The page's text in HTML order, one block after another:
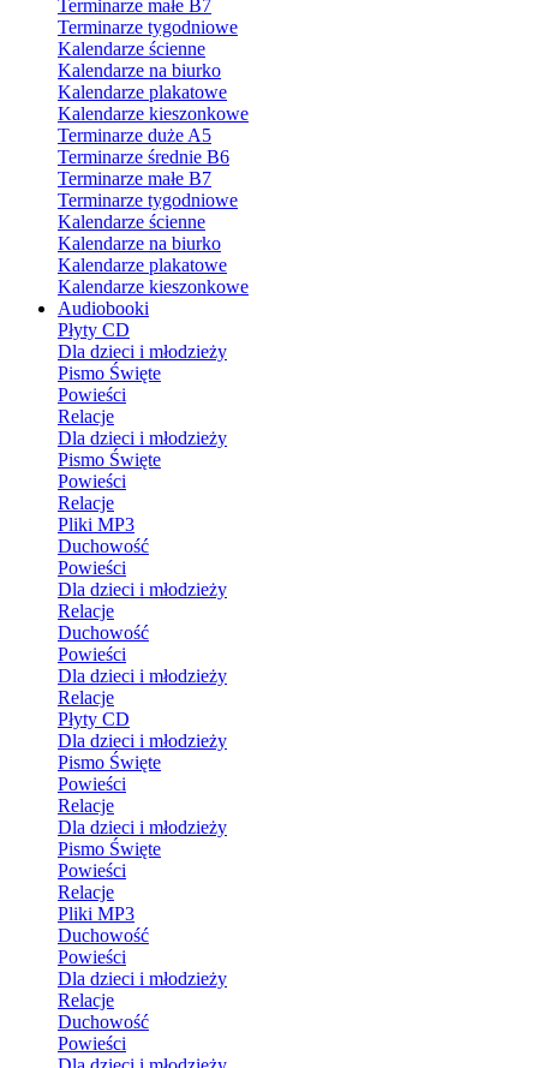
Terminarze małe B7
Terminarze tygodniowe
Kalendarze ścienne
Kalendarze na biurko
Kalendarze plakatowe
Kalendarze kieszonkowe
Terminarze duże A5
Terminarze średnie B6
Terminarze małe B7
Terminarze tygodniowe
Kalendarze ścienne
Kalendarze na biurko
Kalendarze plakatowe
Kalendarze kieszonkowe
Audiobooki
Płyty CD
Dla dzieci i młodzieży
Pismo Święte
Powieści
Relacje
Dla dzieci i młodzieży
Pismo Święte
Powieści
Relacje
Pliki MP3
Duchowość
Powieści
Dla dzieci i młodzieży
Relacje
Duchowość
Powieści
Dla dzieci i młodzieży
Relacje
Płyty CD
Dla dzieci i młodzieży
Pismo Święte
Powieści
Relacje
Dla dzieci i młodzieży
Pismo Święte
Powieści
Relacje
Pliki MP3
Duchowość
Powieści
Dla dzieci i młodzieży
Relacje
Duchowość
Powieści